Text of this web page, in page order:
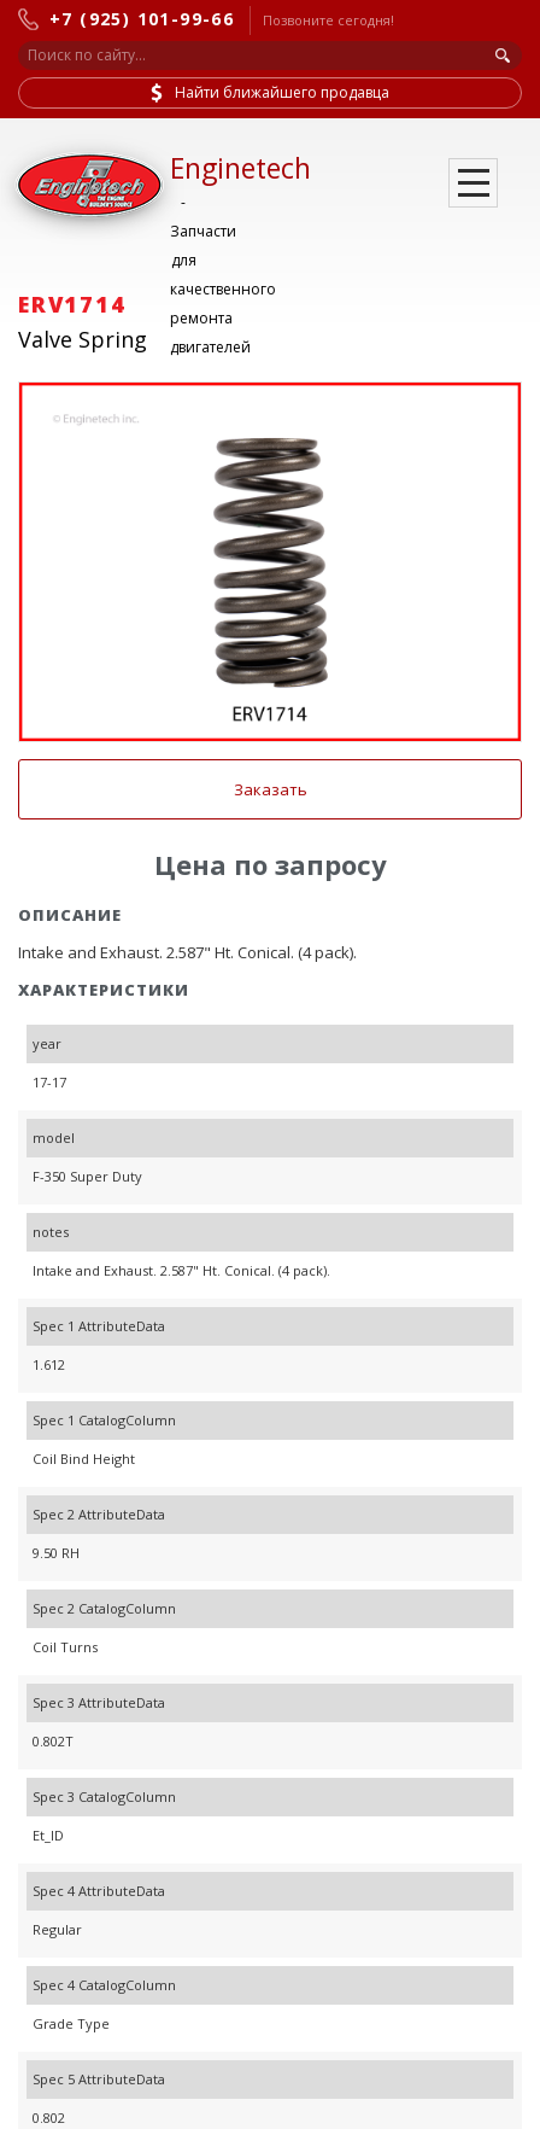
+7 (925) 101-99-66 Позвоните сегодня!
Найти ближайшего продавца
Enginetech
-
Запчасти
для
качественного
ремонта
двигателей
ERV1714
Valve Spring
Заказать
Цена по запросу
ОПИСАНИЕ
Intake and Exhaust. 2.587" Ht. Conical. (4 pack).
ХАРАКТЕРИСТИКИ
year
17-17
model
F-350 Super Duty
notes
Intake and Exhaust. 2.587" Ht. Conical. (4 pack).
Spec 1 AttributeData
1.612
Spec 1 CatalogColumn
Coil Bind Height
Spec 2 AttributeData
9.50 RH
Spec 2 CatalogColumn
Coil Turns
Spec 3 AttributeData
0.802T
Spec 3 CatalogColumn
Et_ID
Spec 4 AttributeData
Regular
Spec 4 CatalogColumn
Grade Type
Spec 5 AttributeData
0.802